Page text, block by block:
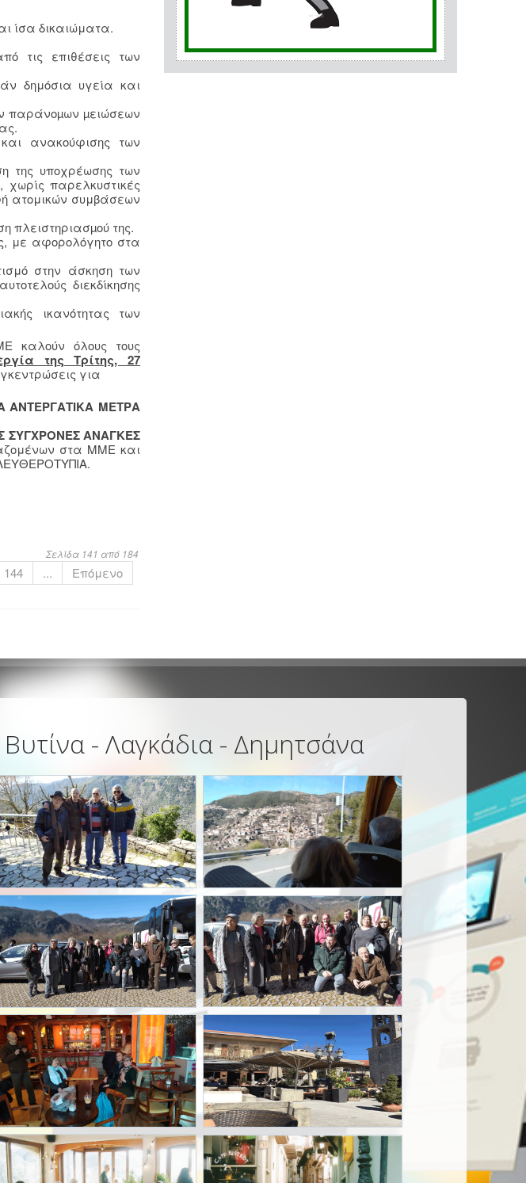
ίσα δικαιώματα.
τις επιθέσεις των
δημόσια υγεία και
παράνοµων µειώσεων
ανακούφισης των
της υποχρέωσης των
παρελκυστικές
ατομικών συμβάσεων
πλειστηριασµού της.
με αφορολόγητο στα
στην άσκηση των
διεκδίκησης
ικανότητας των
καλούν όλους τους
της Τρίτης, 27
για
ΑΝΤΕΡΓΑΤΙΚΑ ΜΕΤΡΑ
ΣΥΓΧΡΟΝΕΣ ΑΝΑΓΚΕΣ
στα ΜΜΕ και
Σελίδα 141 από 184
144 ...
Επόμενο
- Λαγκάδια - Δημητσάνα